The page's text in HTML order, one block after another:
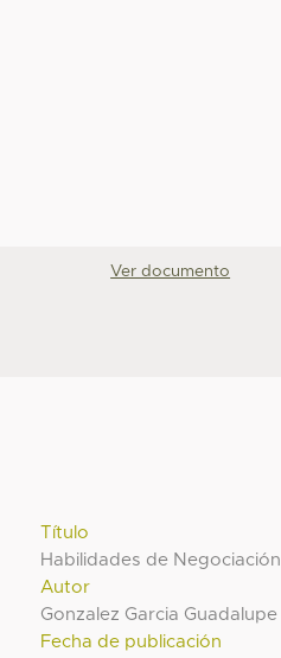
Ver documento
Título
Habilidades de Negociación
Autor
Gonzalez Garcia Guadalupe
Fecha de publicación